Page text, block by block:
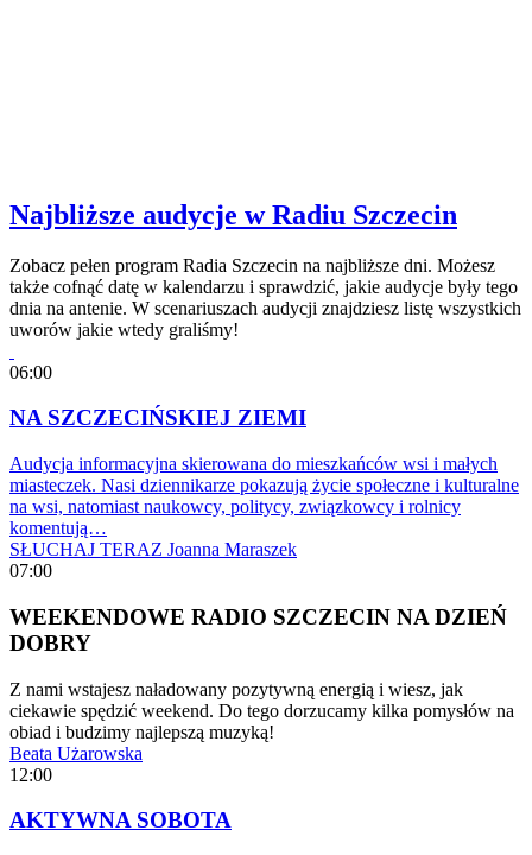
Najbliższe audycje w Radiu Szczecin
Zobacz pełen program Radia Szczecin na najbliższe dni. Możesz
także cofnąć datę w kalendarzu i sprawdzić, jakie audycje były tego
dnia na antenie. W scenariuszach audycji znajdziesz listę wszystkich
uworów jakie wtedy graliśmy!
06:00
NA SZCZECIŃSKIEJ ZIEMI
Audycja informacyjna skierowana do mieszkańców wsi i małych
miasteczek. Nasi dziennikarze pokazują życie społeczne i kulturalne
na wsi, natomiast naukowcy, politycy, związkowcy i rolnicy
komentują…
SŁUCHAJ TERAZ Joanna Maraszek
07:00
WEEKENDOWE RADIO SZCZECIN NA DZIEŃ
DOBRY
Z nami wstajesz naładowany pozytywną energią i wiesz, jak
ciekawie spędzić weekend. Do tego dorzucamy kilka pomysłów na
obiad i budzimy najlepszą muzyką!
Beata Użarowska
12:00
AKTYWNA SOBOTA